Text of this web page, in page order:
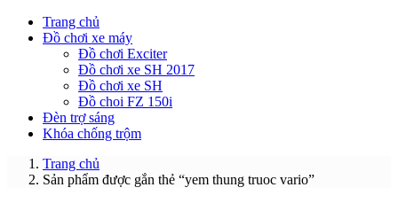
Trang chủ
Đồ chơi xe máy
Đồ chơi Exciter
Đồ chơi xe SH 2017
Đồ chơi xe SH
Đồ choi FZ 150i
Đèn trợ sáng
Khóa chống trộm
Trang chủ
Sản phẩm được gắn thẻ “yem thung truoc vario”